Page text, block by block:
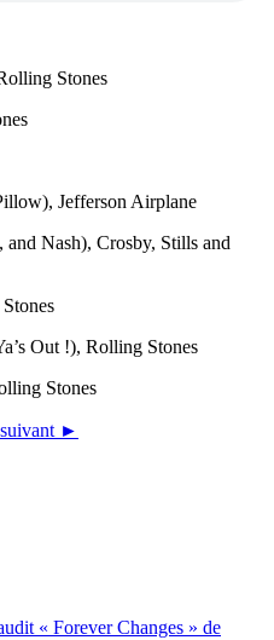
Stones
Jefferson Airplane
and Nash), Crosby, Stills and
Out !), Rolling Stones
Stones
►
« Forever Changes » de